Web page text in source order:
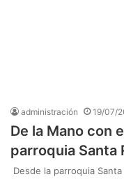
administración 19/07/
De la Mano con
parroquia Santa
Desde la parroquia